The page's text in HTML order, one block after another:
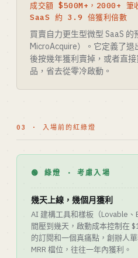
成交額 $500M+，2000+ 筆
SaaS 約 3.9 倍獲利倍數
買賣自力更生型微型 SaaS 的
MicroAcquire）。它定義了退
後按幾年獲利賣掉，或者直
品，省去從零冷啟動。
03 · 入場前的紅綠燈
🟢 綠燈 · 考慮入場
幾天上線，幾個月獲利
AI 建構工具和樣板（Lovable
間壓到幾天，啟動成本控制在
的訂閱和一個真痛點，創辦人
MRR 檔位，往往一年內獲利。